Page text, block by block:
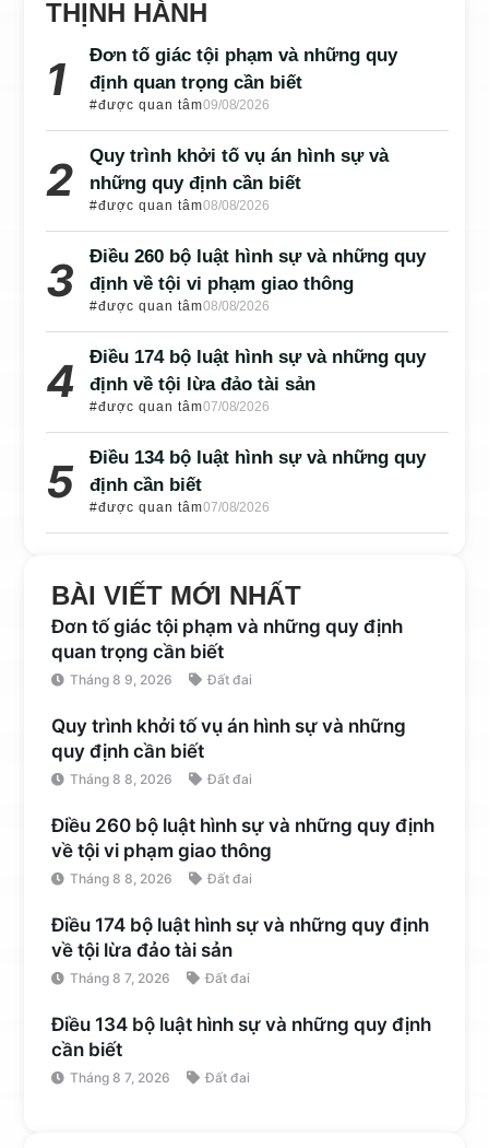
THỊNH HÀNH
Đơn tố giác tội phạm và những quy
định quan trọng cần biết
#được quan tâm09/08/2026
Quy trình khởi tố vụ án hình sự và
những quy định cần biết
#được quan tâm08/08/2026
Điều 260 bộ luật hình sự và những quy
định về tội vi phạm giao thông
#được quan tâm08/08/2026
Điều 174 bộ luật hình sự và những quy
định về tội lừa đảo tài sản
#được quan tâm07/08/2026
Điều 134 bộ luật hình sự và những quy
định cần biết
#được quan tâm07/08/2026
BÀI VIẾT MỚI NHẤT
Đơn tố giác tội phạm và những quy định
quan trọng cần biết
Tháng 8 9, 2026 Đất đai
Quy trình khởi tố vụ án hình sự và những
quy định cần biết
Tháng 8 8, 2026 Đất đai
Điều 260 bộ luật hình sự và những quy định
về tội vi phạm giao thông
Tháng 8 8, 2026 Đất đai
Điều 174 bộ luật hình sự và những quy định
về tội lừa đảo tài sản
Tháng 8 7, 2026 Đất đai
Điều 134 bộ luật hình sự và những quy định
cần biết
Tháng 8 7, 2026 Đất đai